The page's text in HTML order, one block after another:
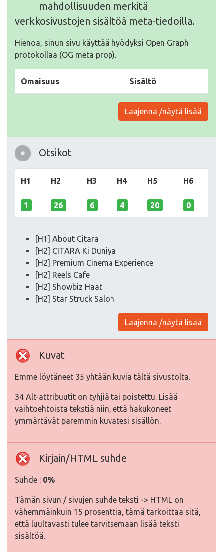
mahdollisuuden merkitä
verkkosivustojen sisältöä meta-tiedoilla.
Hienoa, sinun sivu käyttää hyödyksi Open Graph
protokollaa (OG meta prop).
Omaisuus Sisältö
Laajenna /näytä lisää
Otsikot
H1 H2 H3 H4 H5 H6
1 26 6 4 20 0
[H1] About Citara
[H2] CITARA Ki Duniya
[H2] Premium Cinema Experience
[H2] Reels Cafe
[H2] Showbiz Haat
[H2] Star Struck Salon
Laajenna /näytä lisää
Kuvat
Emme löytäneet 35 yhtään kuvia tältä sivustolta.
34 Alt-attribuutit on tyhjiä tai poistettu. Lisää
vaihtoehtoista tekstiä niin, että hakukoneet
ymmärtävät paremmin kuvatesi sisällön.
Kirjain/HTML suhde
Suhde : 0%
Tämän sivun / sivujen suhde teksti -> HTML on
vähemmäinkuin 15 prosenttia, tämä tarkoittaa sitä,
että luultavasti tulee tarvitsemaan lisää teksti
sisältöä.